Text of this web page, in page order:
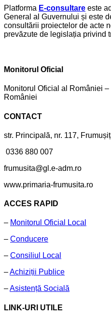
Platforma E-consultare este
General al Guvernului și este
consultării proiectelor de acte
prevăzute de legislația privind
Monitorul Oficial
Monitorul Oficial al României
României
CONTACT
str. Principală, nr. 117,
0336 880 007
frumusita@gl.e-adm.ro
www.primaria-frumusita.ro
ACCES RAPID
– Monitorul Oficial Local
– Conducere
– Consiliul Local
–Achiziții Publice
–Asistență Socială
LINK-URI UTILE